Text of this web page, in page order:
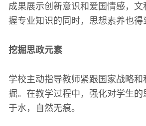
成果展示创新意识和爱国情感，
握专业知识的同时，思想素养也得
挖掘思政元素
学校主动指导教师紧跟国家战略
掘。在教学过程中，强化对学生
于水，自然无痕。